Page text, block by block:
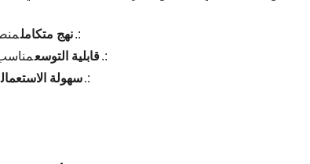
نهج متكاملمنصة الكل في واحد لتسجيل نقاط العملاء المحتملين والأتمتة والتحليلات.:
قابلية التوسعمناسب للشركات من جميع الأحجام ، من الشركات الناشئة إلى المؤسسات.:
سهولة الاستعمالواجهة سهلة الاستخدام مصممة للتبني السريع من قبل فرق المبيعات.: